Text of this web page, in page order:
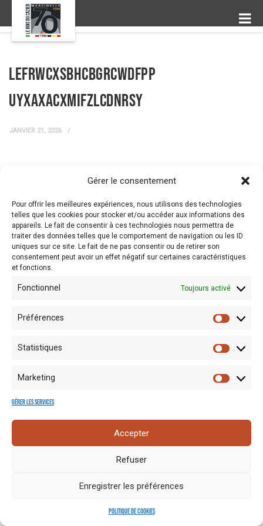
Gérer le consentement
Pour offrir les meilleures expériences, nous utilisons des technologies
telles que les cookies pour stocker et/ou accéder aux informations des
appareils. Le fait de consentir à ces technologies nous permettra de
traiter des données telles que le comportement de navigation ou les ID
uniques sur ce site. Le fait de ne pas consentir ou de retirer son
consentement peut avoir un effet négatif sur certaines caractéristiques
et fonctions.
Fonctionnel Toujours activé
Préférences
Statistiques
Marketing
Gérer les services
Accepter
Refuser
Enregistrer les préférences
Politique de cookies
LefrWCxSbhcBGRcwdfPp
uYxaXACXmiFzLCdNRsY
JANVIER 21, 2026
Mentions
Espace
presse